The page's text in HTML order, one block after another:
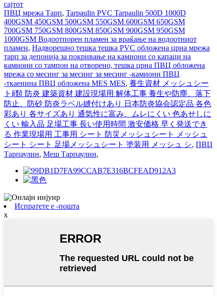
сајтот
ПВЦ мрежа Тарп, Tarpaulin PVC Tarpaulin 500D 1000D
400GSM 450GSM 500GSM 550GSM 600GSM 650GSM
700GSM 750GSM 800GSM 850GSM 900GSM 950GSM
1000GSM Водоотпорен пламен за враќање на водоотниот
пламен, Надворешно тешка тешка PVC обложена црна мрежа
тарп за депонија за покривање на камиони со капаци на
камиони со тампон на отворено, тешка црна ПВЦ обложена
мрежа со месинг за месинг за месинг -камиони ПВЦ
-ткаенина ПВЦ обложена MES MES, 養生資材 メッシュシー
トⅱ類 防炎 建築資材 建設現場用 解体工事 養生や防塵、落下
防止、防砂 防炎ラベル縫付けあり 日本防炎協会認定品 各色
彩あり 各サイズあり 通気性に富み、ムレにくい 色あせしに
くい 輸入品 足場工事 長い使用時間 激安価格 早く発送でき
る 作業現場用 工事用 シート 防災メッシュシート メッシュ
シート シート 足場メッシュシート 塗装用 メッシュ シ, ПВЦ
Тарпаулин, Меш Тарпаулин,
Испратете е -пошта
x